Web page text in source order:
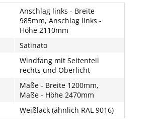
Anschlag links - Breite
985mm, Anschlag links -
Höhe 2110mm
Satinato
Windfang mit Seitenteil
rechts und Oberlicht
Maße - Breite 1200mm,
Maße - Höhe 2470mm
Weißlack (ähnlich RAL 9016)